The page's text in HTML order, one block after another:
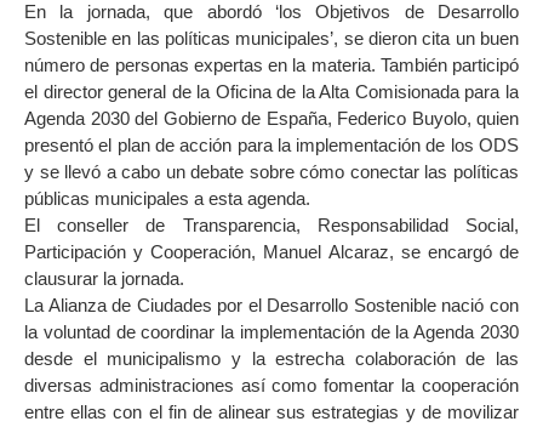
En la jornada, que abordó ‘los Objetivos de Desarrollo
Sostenible en las políticas municipales’, se dieron cita un buen
número de personas expertas en la materia. También participó
el director general de la Oficina de la Alta Comisionada para la
Agenda 2030 del Gobierno de España, Federico Buyolo, quien
presentó el plan de acción para la implementación de los ODS
y se llevó a cabo un debate sobre cómo conectar las políticas
públicas municipales a esta agenda.
El conseller de Transparencia, Responsabilidad Social,
Participación y Cooperación, Manuel Alcaraz, se encargó de
clausurar la jornada.
La Alianza de Ciudades por el Desarrollo Sostenible nació con
la voluntad de coordinar la implementación de la Agenda 2030
desde el municipalismo y la estrecha colaboración de las
diversas administraciones así como fomentar la cooperación
entre ellas con el fin de alinear sus estrategias y de movilizar